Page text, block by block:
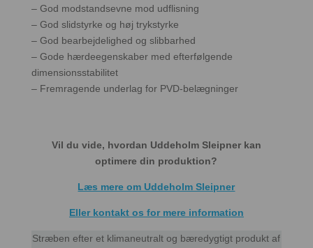
– God modstandsevne mod udflisning
– God slidstyrke og høj trykstyrke
– God bearbejdelighed og slibbarhed
– Gode hærdeegenskaber med efterfølgende
dimensionsstabilitet
– Fremragende underlag for PVD-belægninger
Vil du vide, hvordan Uddeholm Sleipner kan
optimere din produktion?
Læs mere om Uddeholm Sleipner
Eller kontakt os for mere information
Stræben efter et klimaneutralt og bæredygtigt produkt af